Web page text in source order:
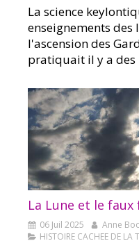
La science
enseignements des
l'ascension des
pratiquait il y a des
La Lune et le
06 Juil 2025
Anne
HISTOIRE CACHEE DE LA